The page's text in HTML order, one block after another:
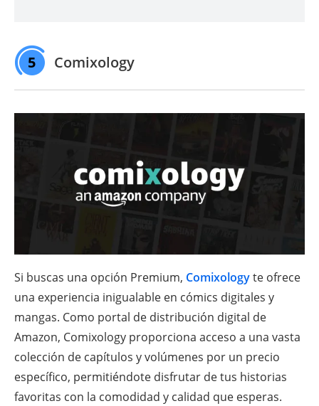
5 Comixology
Si buscas una opción Premium, Comixologyte ofrece
una experiencia inigualable en cómics digitales y
mangas. Como portal de distribución digital de
Amazon, Comixology proporciona acceso a una vasta
colección de capítulos y volúmenes por un precio
específico, permitiéndote disfrutar de tus historias
favoritas con la comodidad y calidad que esperas.